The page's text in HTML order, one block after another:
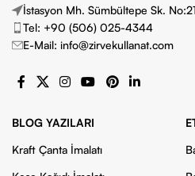
İstasyon Mh. Sümbültepe Sk.
Tel: +90 (506) 025-4344
E-Mail: info@zirvekullanat.com
BLOG YAZILARI
Kraft Çanta İmalatı